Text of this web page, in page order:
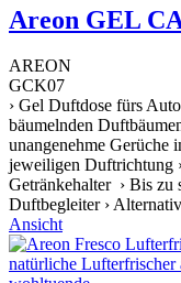
Areon GEL
AREON
GCK07
› Gel Duftdose fürs
bäumelnden
unangenehme Gerüche
jeweiligen Duftrichtung
Getränkehalter › Bis zu
Duftbegleiter ›
Ansicht